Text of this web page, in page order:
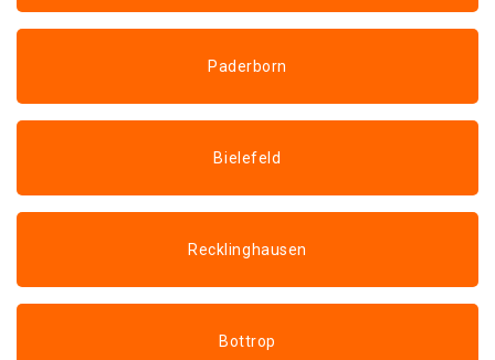
Paderborn
Bielefeld
Recklinghausen
Bottrop